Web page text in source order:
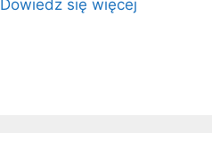
Dowiedz się więcej